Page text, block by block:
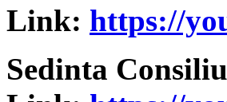
Link: https://
Sedinta